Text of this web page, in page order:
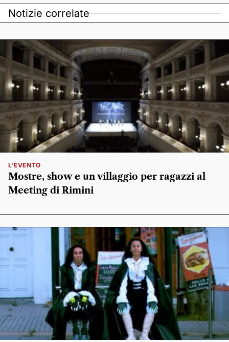
Notizie correlate
L'EVENTO
Mostre, show e un villaggio per ragazzi al
Meeting di Rimini